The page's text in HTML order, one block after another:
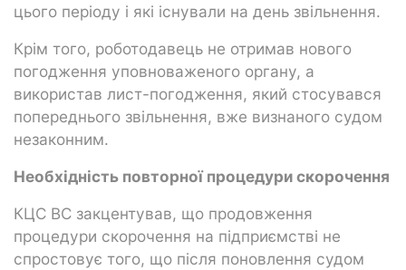
цього періоду і які існували на день звільнення.
Крім того, роботодавець не отримав нового
погодження уповноваженого органу, а
використав лист-погодження, який стосувався
попереднього звільнення, вже визнаного судом
незаконним.
Необхідність повторної процедури скорочення
КЦС ВС закцентував, що продовження
процедури скорочення на підприємстві не
спростовує того, що після поновлення судом